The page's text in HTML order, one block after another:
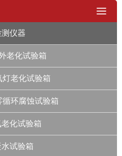
仪器
老化试验箱
灯老化试验箱
循环腐蚀试验箱
化试验箱
水试验箱